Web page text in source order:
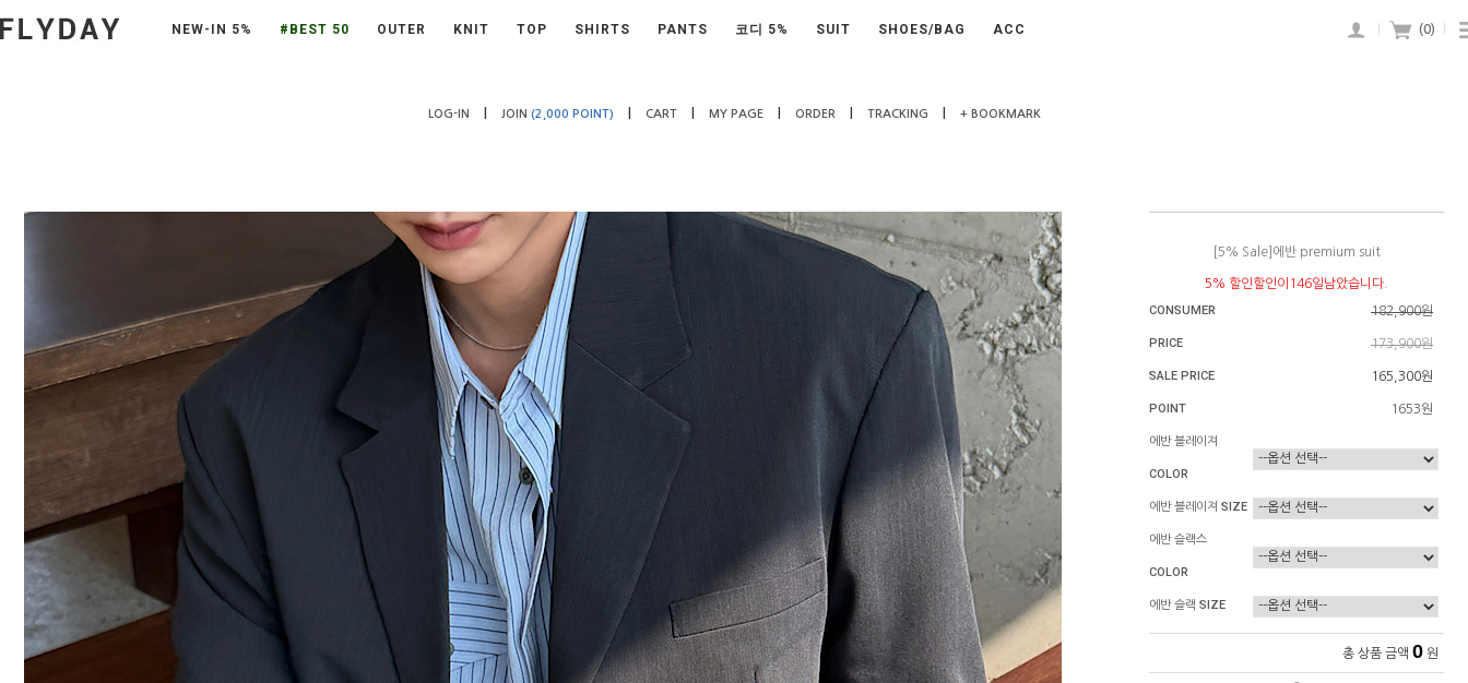
NEW-IN 5% #BEST 50 OUTER KNIT TOP SHIRTS PANTS 코디 5% SUIT SHOES/BAG ACC (0)
LOG-IN JOIN (2,000 POINT) CART MY PAGE ORDER TRACKING + BOOKMARK
[5% Sale]에반 premium suit
5% 할인할인이146일남았습니다.
CONSUMER 182,900원
PRICE 173,900원
SALE PRICE 165,300원
POINT 1653원
에반 블레이져
COLOR
에반 블레이져 SIZE
에반 슬랙스
COLOR
에반 슬랙 SIZE
총 상품 금액 0 원